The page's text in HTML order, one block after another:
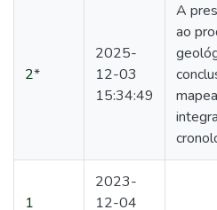
2*
2025-
12-03
15:34:49
A
ao
1
2023-
12-04